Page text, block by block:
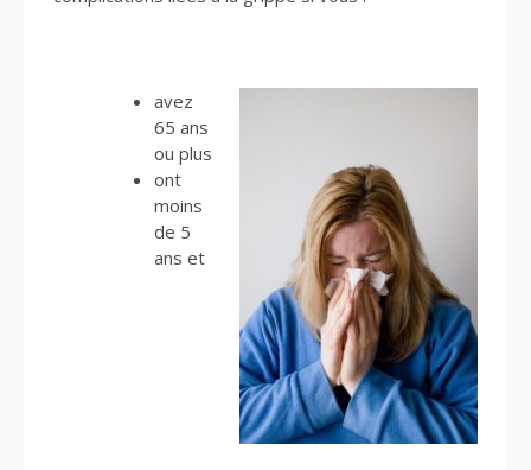
avez
65 ans
ou plus
ont
moins
de 5
ans et